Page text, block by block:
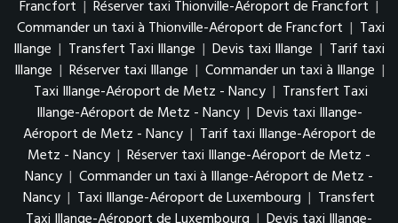
Francfort | Réserver taxi Thionville-Aéroport de Francfort |
Commander un taxi à Thionville-Aéroport de Francfort | Taxi
Illange | Transfert Taxi Illange | Devis taxi Illange | Tarif taxi
Illange | Réserver taxi Illange | Commander un taxi à Illange |
Taxi Illange-Aéroport de Metz - Nancy | Transfert Taxi
Illange-Aéroport de Metz - Nancy | Devis taxi Illange-
Aéroport de Metz - Nancy | Tarif taxi Illange-Aéroport de
Metz - Nancy | Réserver taxi Illange-Aéroport de Metz -
Nancy | Commander un taxi à Illange-Aéroport de Metz -
Nancy | Taxi Illange-Aéroport de Luxembourg | Transfert